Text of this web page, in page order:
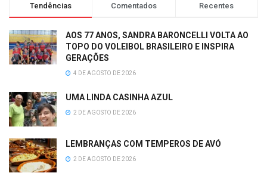
Tendências Comentados Recentes
AOS 77 ANOS, SANDRA BARONCELLI VOLTA AO
TOPO DO VOLEIBOL BRASILEIRO E INSPIRA
GERAÇÕES
4 DE AGOSTO DE 2026
UMA LINDA CASINHA AZUL
2 DE AGOSTO DE 2026
LEMBRANÇAS COM TEMPEROS DE AVÓ
2 DE AGOSTO DE 2026